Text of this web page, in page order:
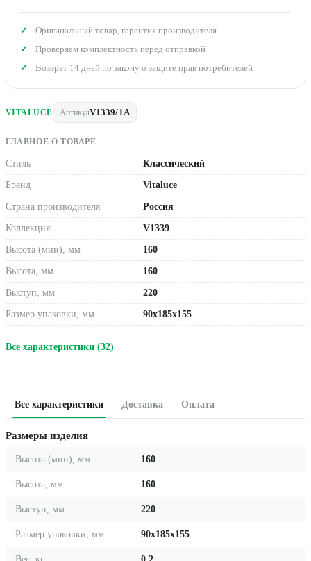
VITALUCE АртикулV1339/1A
ГЛАВНОЕ О ТОВАРЕ
Стиль Классический
Бренд Vitaluce
Страна производителя Россия
Коллекция V1339
Высота (мин), мм 160
Высота, мм 160
Выступ, мм 220
Размер упаковки, мм 90x185x155
Все характеристики (32) ↓
Оригинальный товар, гарантия производителя
Проверяем комплектность перед отправкой
Возврат 14 дней по закону о защите прав потребителей
Все характеристики Доставка Оплата
Размеры изделия
Высота (мин), мм 160
Высота, мм 160
Выступ, мм 220
Размер упаковки, мм 90x185x155